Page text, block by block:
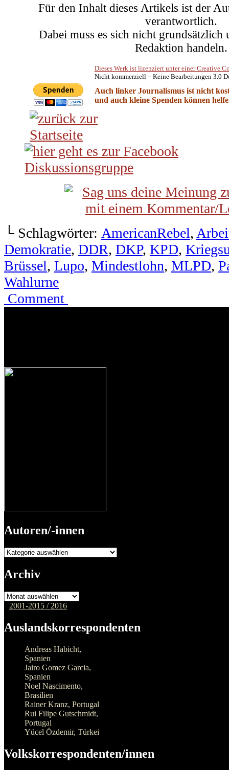
Für den Inhalt dieses Artikels ist der
verantwortlich.
Dabei muss es sich nicht
Redaktion handeln.
Dieses Werk ist lizenziert unter einer Creative
Nicht kommerziell – Keine Bearbeitungen 3.0
Auch linker Journalismus ist nicht
und auch kleine Spenden können
└ Schlagwörter: AmericanRebel,
Demokratie, DDR, DKP, KPD,
Brüssel, Lupo, Mindestlohn, MLPD,
Wahlurne
Comment
Autoren/-innen
Autoren/-
Archiv
Archiv
2001-2015 /2016
Auslandskorrespondenten
Andreas Habicht,
Spanien
Jairo Gomez Garcia,
Spanien
Noel Nascimento,
Brasilien
Rainer Kranz, Portugal
Rui Filipe Gutschmidt,
Portugal
Yücel Özdemir, Türkei
Volkskorrespondenten/innen